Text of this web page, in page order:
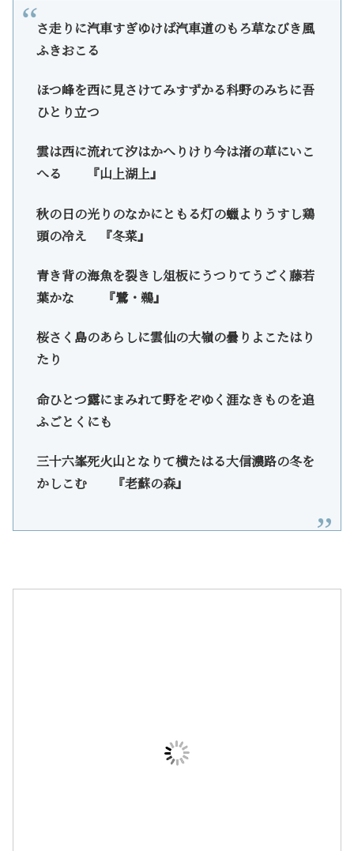
さ走りに汽車すぎゆけば汽車道のもろ草なびき風
ふきおこる
ほつ峰を西に見さけてみすずかる科野のみちに吾
ひとり立つ
雲は西に流れて汐はかへりけり今は渚の草にいこ
へる 『山上湖上』
秋の日の光りのなかにともる灯の蠟よりうすし鶏
頭の冷え 『冬菜』
青き背の海魚を裂きし俎板にうつりてうごく藤若
葉かな 『鷺・鵜』
桜さく島のあらしに雲仙の大嶺の曇りよこたはり
たり
命ひとつ露にまみれて野をぞゆく涯なきものを追
ふごとくにも
三十六峯死火山となりて横たはる大信濃路の冬を
かしこむ 『老蘇の森』